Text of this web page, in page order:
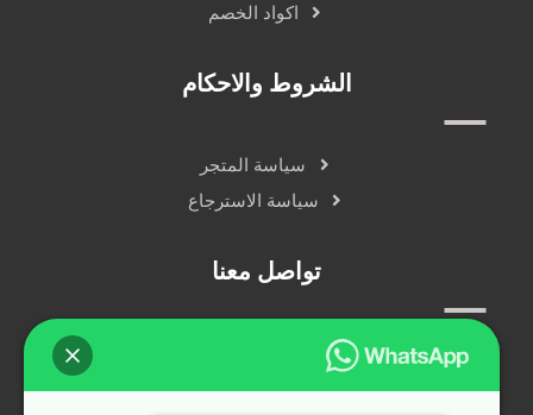
اكواد الخصم
الشروط والاحكام
سياسة المتجر
سياسة الاسترجاع
تواصل معنا
دردشة مباشرة